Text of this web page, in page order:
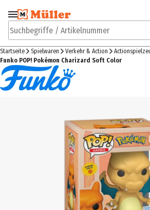
Zur Navigation
springen
Zum
Suchbegriffe / Artikelnummer
Startseite Spielwaren Verkehr & Action
Funko POP! Pokémon Charizard Soft Color